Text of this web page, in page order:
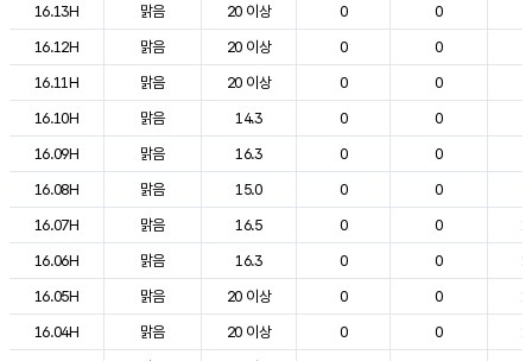
16.13H
맑음 20 이상 0 0
16.12H
맑음 20 이상 0 0
16.11H
맑음 20 이상 0 0
16.10H
맑음 14.3 0 0
16.09H
맑음 16.3 0 0
16.08H
맑음 15.0 0 0
16.07H
맑음 16.5 0 0
16.06H
맑음 16.3 0 0
16.05H
맑음 20 이상 0 0
16.04H
맑음 20 이상 0 0